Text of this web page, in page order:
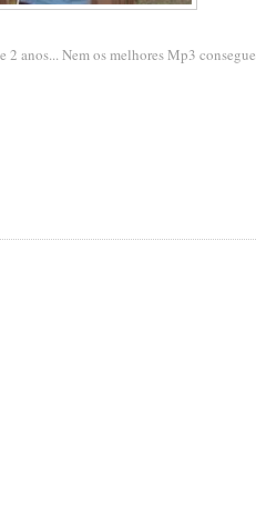
anos... Nem os melhores Mp3